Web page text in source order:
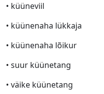
• küüneviil
• küünenaha lükkaja
• küünenaha lõikur
• suur küünetang
• väike küünetang